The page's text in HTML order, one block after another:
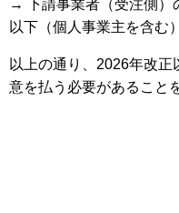
→ 下請事業者（受注側）
以下（個人事業主を含む）
以上の通り、2026年改
意を払う必要があること